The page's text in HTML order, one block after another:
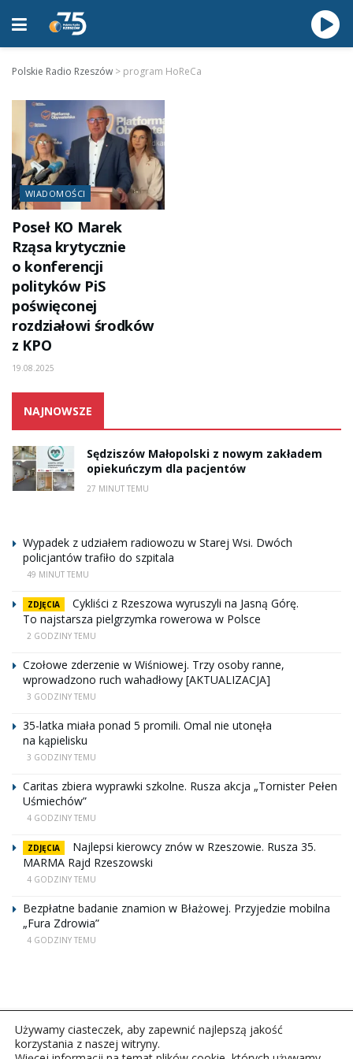
Polskie Radio Rzeszów > program HoReCa
WIADOMOŚCI
Poseł KO Marek
Rząsa krytycznie
o konferencji
polityków PiS
poświęconej
rozdziałowi środków
z KPO
19.08.2025
NAJNOWSZE
Sędziszów Małopolski z nowym zakładem
opiekuńczym dla pacjentów
27 MINUT TEMU
Wypadek z udziałem radiowozu w Starej Wsi. Dwóch
policjantów trafiło do szpitala
49 MINUT TEMU
ZDJĘCIA
Cykliści z Rzeszowa wyruszyli na Jasną Górę.
To najstarsza pielgrzymka rowerowa w Polsce
2 GODZINY TEMU
Czołowe zderzenie w Wiśniowej. Trzy osoby ranne,
wprowadzono ruch wahadłowy [AKTUALIZACJA]
3 GODZINY TEMU
35-latka miała ponad 5 promili. Omal nie utonęła
na kąpielisku
3 GODZINY TEMU
Caritas zbiera wyprawki szkolne. Rusza akcja „Tornister Pełen
Uśmiechów”
4 GODZINY TEMU
ZDJĘCIA
Najlepsi kierowcy znów w Rzeszowie. Rusza 35.
MARMA Rajd Rzeszowski
4 GODZINY TEMU
Bezpłatne badanie znamion w Błażowej. Przyjedzie mobilna
„Fura Zdrowia”
4 GODZINY TEMU
Używamy ciasteczek, aby zapewnić najlepszą jakość
korzystania z naszej witryny.